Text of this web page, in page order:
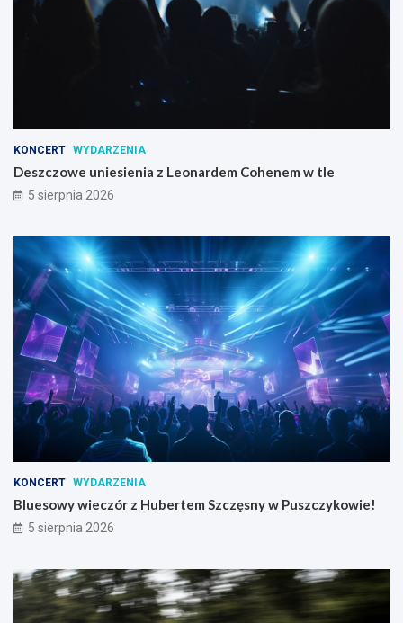
KONCERT WYDARZENIA
Deszczowe uniesienia z Leonardem Cohenem w tle
5 sierpnia 2026
KONCERT WYDARZENIA
Bluesowy wieczór z Hubertem Szczęsny w Puszczykowie!
5 sierpnia 2026